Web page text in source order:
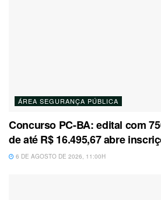
ÁREA SEGURANÇA PÚBLICA
Concurso PC-BA: edital com
de até R$ 16.495,67 abre
6 DE AGOSTO DE 2026, 11:00H